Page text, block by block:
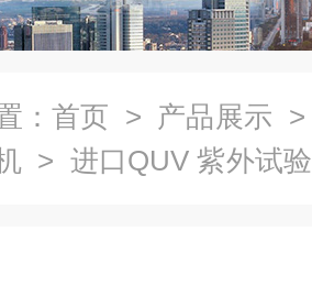
： 首页 > 产品展示
> 进口QUV 紫外试